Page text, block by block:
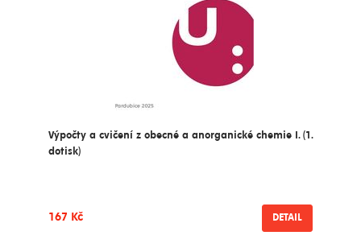
Výpočty a cvičení z obecné a anorganické chemie I. (1.
dotisk)
167 Kč DETAIL